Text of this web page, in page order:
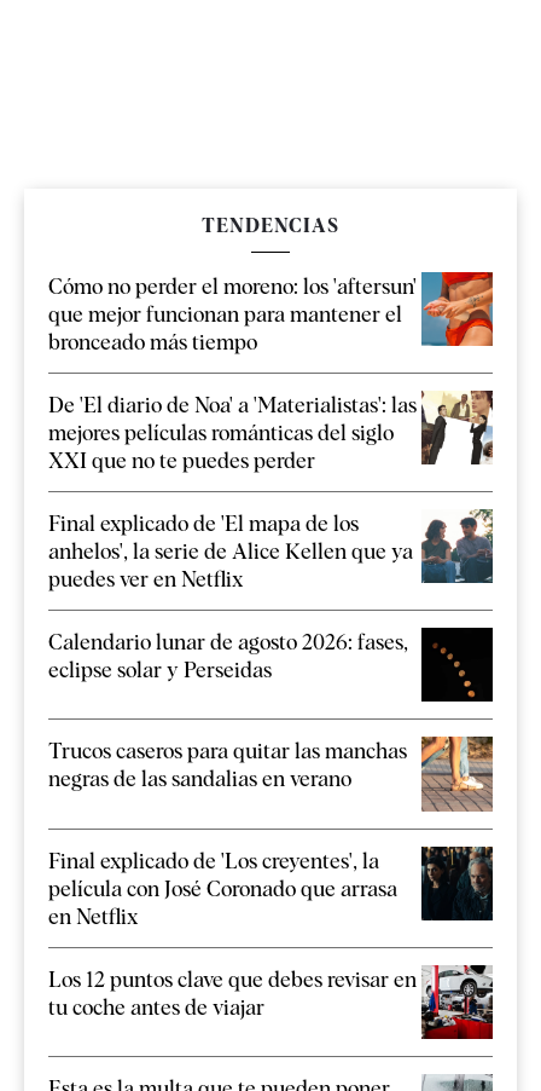
TENDENCIAS
Cómo no perder el moreno: los 'aftersun'
que mejor funcionan para mantener el
bronceado más tiempo
De 'El diario de Noa' a 'Materialistas': las
mejores películas románticas del siglo
XXI que no te puedes perder
Final explicado de 'El mapa de los
anhelos', la serie de Alice Kellen que ya
puedes ver en Netflix
Calendario lunar de agosto 2026: fases,
eclipse solar y Perseidas
Trucos caseros para quitar las manchas
negras de las sandalias en verano
Final explicado de 'Los creyentes', la
película con José Coronado que arrasa
en Netflix
Los 12 puntos clave que debes revisar en
tu coche antes de viajar